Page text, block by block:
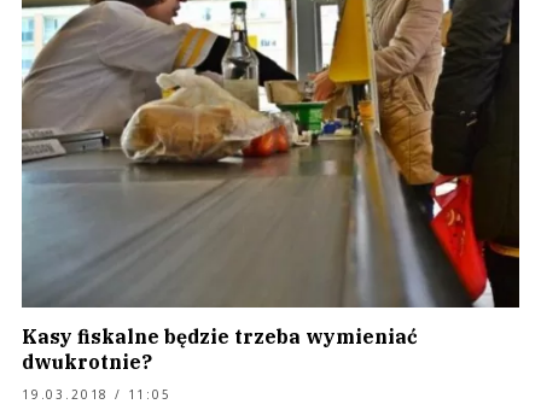
Kasy fiskalne będzie trzeba wymieniać
dwukrotnie?
19.03.2018 / 11:05